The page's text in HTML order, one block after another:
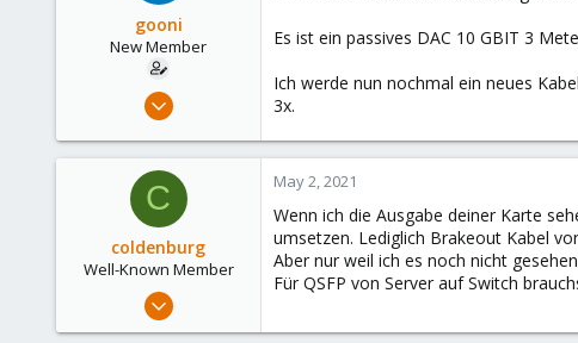
gooni
New Member
Feb 13, 2021
0
Es ist ein passives DAC 10 GBIT 3
Ich werde nun nochmal ein neues
3x.
C
coldenburg
Well-Known Member
Dec 15, 2020
May 2, 2021
Wenn ich die Ausgabe deiner Karte
umsetzen. Lediglich Brakeout Kabel
Aber nur weil ich es noch nicht
Für QSFP von Server auf Switch